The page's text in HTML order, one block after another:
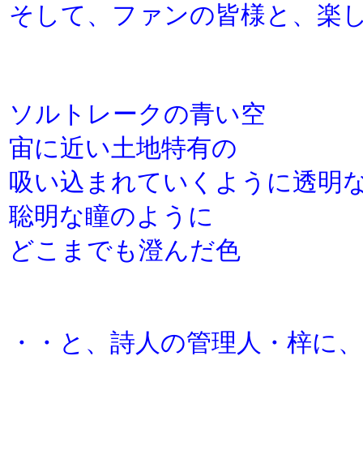
そして、ファンの皆様と、楽
ソルトレークの青い空
宙に近い土地特有の
吸い込まれていくように透明
聡明な瞳のように
どこまでも澄んだ色
・・と、詩人の管理人・梓に